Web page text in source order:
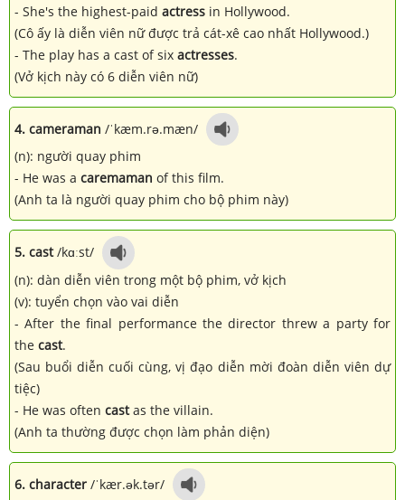
- She's the highest-paid actress in Hollywood.
(Cô ấy là diễn viên nữ được trả cát-xê cao nhất Hollywood.)
- The play has a cast of six actresses.
(Vở kịch này có 6 diễn viên nữ)
4. cameraman /ˈkæm.rə.mæn/
(n): người quay phim
- He was a caremaman of this film.
(Anh ta là người quay phim cho bộ phim này)
5. cast/kɑːst/
(n): dàn diễn viên trong một bộ phim, vở kịch
(v): tuyển chọn vào vai diễn
- After the final performance the director threw a party for
the cast.
(Sau buổi diễn cuối cùng, vị đạo diễn mời đoàn diễn viên dự
tiệc)
- He was often castas the villain.
(Anh ta thường được chọn làm phản diện)
6. character /ˈkær.ək.tər/